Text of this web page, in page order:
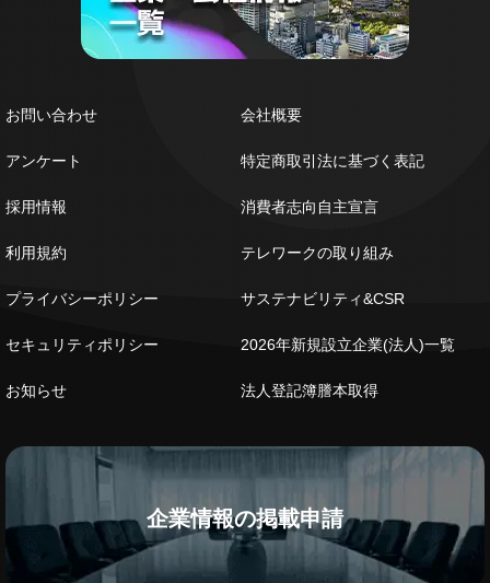
お問い合わせ
アンケート
採用情報
利用規約
プライバシーポリシー
セキュリティポリシー
お知らせ
会社概要
特定商取引法に基づく表記
消費者志向自主宣言
テレワークの取り組み
サステナビリティ&CSR
2026年新規設立企業(法人)一覧
法人登記簿謄本取得
企業情報の掲載申請